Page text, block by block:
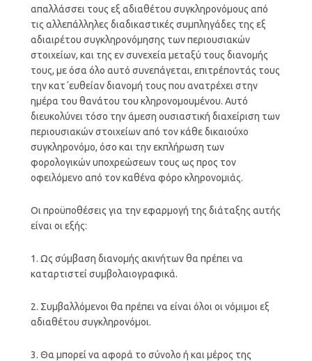
απαλλάσσει τους εξ αδιαθέτου συγκληρονόμους από
τις αλλεπάλληλες διαδικαστικές συμπληγάδες της εξ
αδιαιρέτου συγκληρονόμησης των περιουσιακών
στοιχείων, και της εν συνεχεία μεταξύ τους διανομής
τους, με όσα όλο αυτό συνεπάγεται, επιτρέποντάς τους
την κατ΄ευθείαν διανομή τους που ανατρέχει στην
ημέρα του θανάτου του κληρονομουμένου. Αυτό
διευκολύνει τόσο την άμεση ουσιαστική διαχείριση των
περιουσιακών στοιχείων από τον κάθε δικαιούχο
συγκληρονόμο, όσο και την εκπλήρωση των
φορολογικών υποχρεώσεων τους ως προς τον
οφειλόμενο από τον καθένα φόρο κληρονομιάς.
Οι προϋποθέσεις για την εφαρμογή της διάταξης αυτής
είναι οι εξής:
1. Ως σύμβαση διανομής ακινήτων θα πρέπει να
καταρτιστεί συμβολαιογραφικά.
2. Συμβαλλόμενοι θα πρέπει να είναι όλοι οι νόμιμοι εξ
αδιαθέτου συγκληρονόμοι.
3. Θα μπορεί να αφορά το σύνολο ή και μέρος της